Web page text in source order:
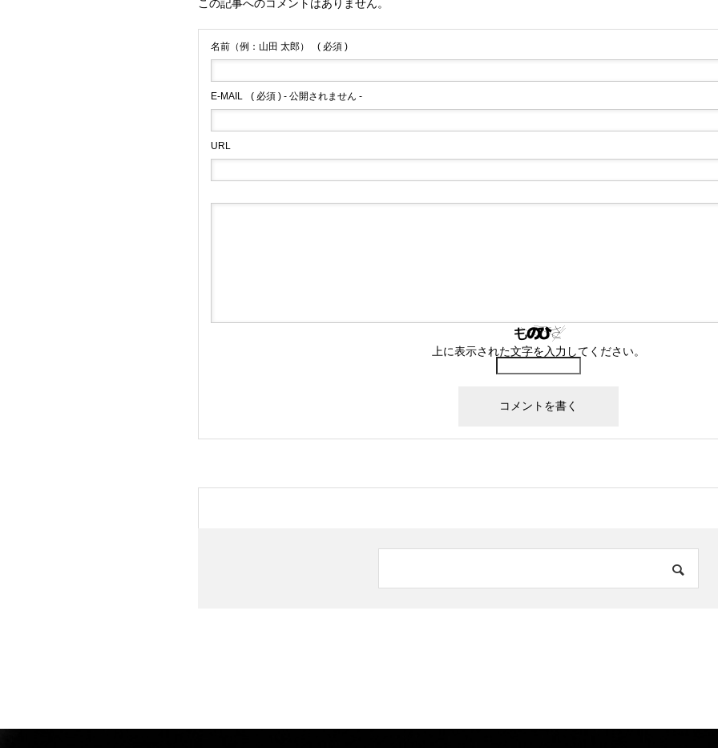
この記事へのコメントはありません。
名前（例：山田 太郎） ( 必須 )
E-MAIL ( 必須 ) - 公開されません -
URL
上に表示された文字を入力してください。